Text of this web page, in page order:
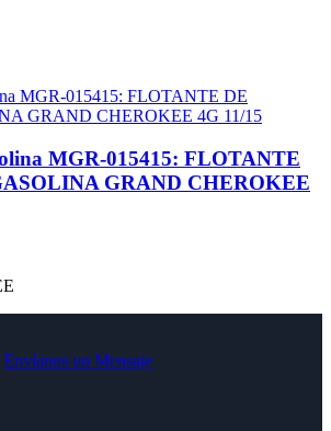
MGR-015415: FLOTANTE
GRAND CHEROKEE
Envíanos un Mensaje